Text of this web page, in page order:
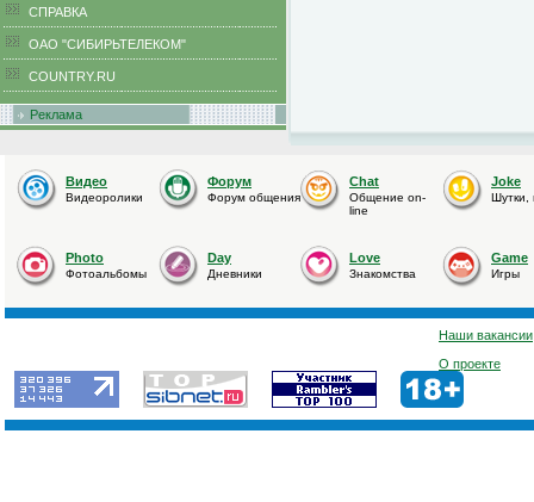
CПРАВКА
ОАО "СИБИРЬТЕЛЕКОМ"
COUNTRY.RU
Реклама
Видео
Видеоролики
Форум
Форум общения
Chat
Общение on-
line
Joke
Шутки,
Photo
Фотоальбомы
Day
Дневники
Love
Знакомства
Game
Игры
Наши вакансии
О проекте